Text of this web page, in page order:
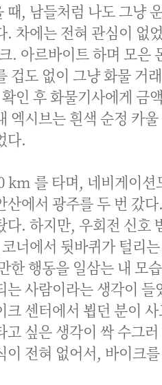
때, 남들처럼 나도 그냥
. 차에는 전혀 관심이 없
. 아르바이트 하며 모은
겁도 없이 그냥 화물 거
인 후 화물기사에게 금
엑시브는 흰색 순정 카
다.
km 를 타며, 네비게이션
산에서 광주를 두 번 갔
다. 하지만, 우회전 신호
너에서 뒷바퀴가 털리
한 행동을 일삼는 내 모
는 사람이라는 생각이
크 센터에서 뵙던 분이
고 싶은 생각이 싹 수그
이 전혀 없어서, 바이크